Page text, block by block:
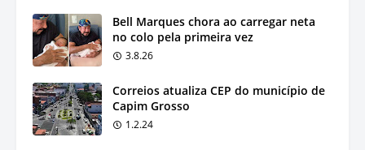
Bell Marques chora ao carregar neta
no colo pela primeira vez
3.8.26
Correios atualiza CEP do município de
Capim Grosso
1.2.24